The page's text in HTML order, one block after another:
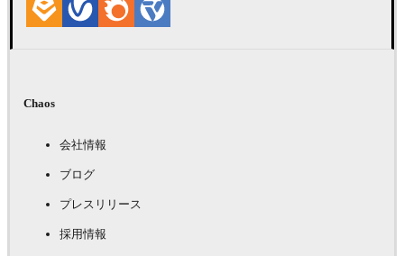
Chaos
会社情報
ブログ
プレスリリース
採用情報